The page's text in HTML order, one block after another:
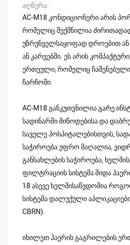
აღწერა
AC-M18 კონდიციონერი არის
რომელიც შექმნილია
უზრუნველსაყოფად დროებით ან
ან კარვებში. ეს არის
ერთეული, რომელიც
ჩარჩოში.
AC-M18 განკუთვნილია გარე
სადინარში მიწოდებისა და
საველე ჰოსპიტალებისთვის,
საჭიროება უფრო მაღალია,
განსახლების საჭიროება,
ფილტრაციის სისტემა შიდა
18 ასევე ხელმისაწვდომია
სისტემა დალუქული
CBRN).
იხილეთ ჰაერის გაგრილების